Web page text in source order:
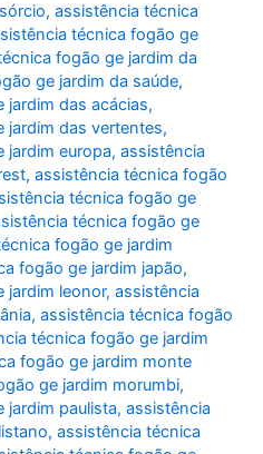
,assistência técnica
técnica fogão ge
fogão ge jardim da
ge jardim da saúde,
jardim das acácias,
jardim das vertentes,
jardim europa,assistência
,assistência técnica fogão
técnica fogão ge
técnica fogão ge
fogão ge jardim
fogão ge jardim japão,
jardim leonor,assistência
,assistência técnica fogão
técnica fogão ge jardim
fogão ge jardim monte
ge jardim morumbi,
jardim paulista,assistência
,assistência técnica